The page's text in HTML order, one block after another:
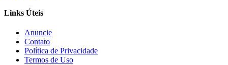
Links Úteis
Anuncie
Contato
Política de Privacidade
Termos de Uso